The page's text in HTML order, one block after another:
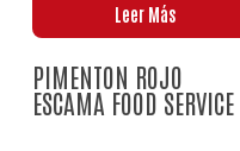
No hay
Leer Más
PIMENTON ROJO
ESCAMA FOOD SERVICE